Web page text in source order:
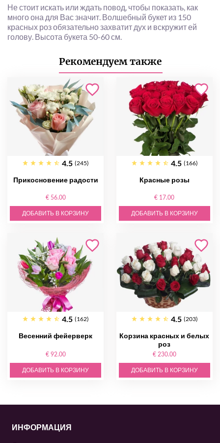
Не стоит искать или ждать повод, чтобы показать, как
много она для Вас значит. Волшебный букет из 150
красных роз обязательно захватит дух и вскружит ей
голову. Высота букета 50-60 см.
Рекомендуем также
4.5 (245)
Прикосновение радости
€ 56.00
ДОБАВИТЬ В КОРЗИНУ
4.5 (166)
Красные розы
€ 17.00
ДОБАВИТЬ В КОРЗИНУ
4.5 (162)
Весенний фейерверк
€ 92.00
ДОБАВИТЬ В КОРЗИНУ
4.5 (203)
Корзина красных и белых
роз
€ 230.00
ДОБАВИТЬ В КОРЗИНУ
ИНФОРМАЦИЯ